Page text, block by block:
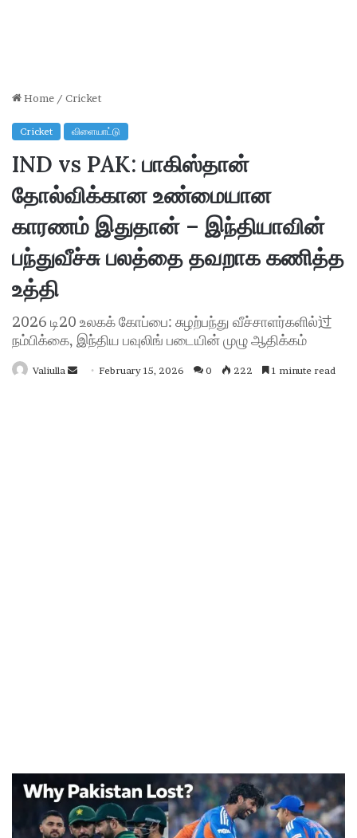
Home / Cricket
Cricket விளையாட்டு
IND vs PAK: பாகிஸ்தான்
தோல்விக்கான உண்மையான
காரணம் இதுதான் – இந்தியாவின்
பந்துவீச்சு பலத்தை தவறாக கணித்த
உத்தி
2026 டி20 உலகக் கோப்பை: சுழற்பந்து வீச்சாளர்களில்过
நம்பிக்கை, இந்திய பவுலிங் படையின் முழு ஆதிக்கம்
Valiulla
SendFebruary 15, 2026 0 222 1 minute read